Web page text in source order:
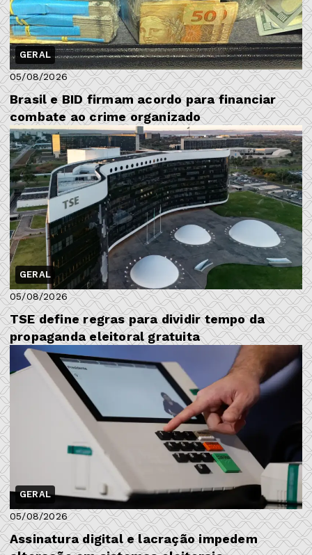
GERAL
05/08/2026
Brasil e BID firmam acordo para financiar
combate ao crime organizado
GERAL
05/08/2026
TSE define regras para dividir tempo da
propaganda eleitoral gratuita
GERAL
05/08/2026
Assinatura digital e lacração impedem